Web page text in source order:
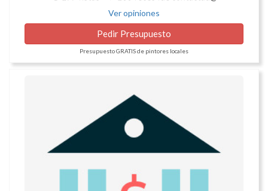
Ver opiniones
Pedir Presupuesto
Presupuesto GRATIS de pintores locales